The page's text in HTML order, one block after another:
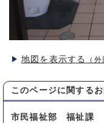
地図を表示する （
このページに関する
市民福祉部 福祉課